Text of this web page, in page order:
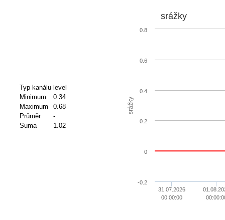
Typ kanálu level
Minimum
0.34
Maximum
0.68
Průměr
-
Suma
1.02
srážky
srážky
31.07.2026
00:00:00
-0.2
0
0.2
0.4
0.6
0.8